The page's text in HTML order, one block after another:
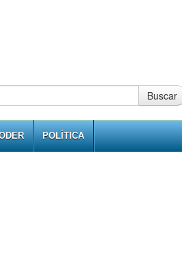
Buscar
POLÍTICA